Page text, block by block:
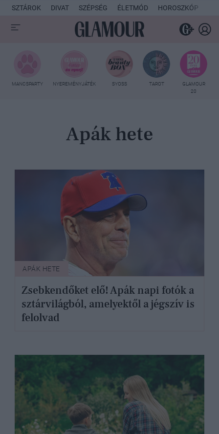
SZTÁROK DIVAT SZÉPSÉG ÉLETMÓD HOROSZKÓP
MANCSPARTY NYEREMÉNYJÁTÉK SYOSS TAROT
GLAMOUR
20
Apák hete
APÁK HETE
Zsebkendőket elő! Apák napi fotók a
sztárvilágból, amelyektől a jégszív is
felolvad